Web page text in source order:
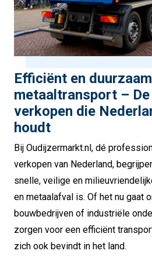
Efficiënt en duurzaam
metaaltransport – De
verkopen die
houdt
Bij Oudijzermarkt.nl, dé
verkopen van Nederland,
snelle, veilige en
en metaalafval is. Of het nu gaat
bouwbedrijven of industriële
zorgen voor een efficiënt
zich ook bevindt in het land.